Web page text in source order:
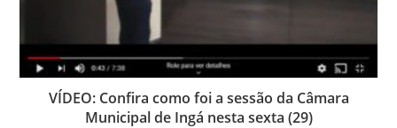
VÍDEO: Confira como foi a sessão da Câmara
Municipal de Ingá nesta sexta (29)